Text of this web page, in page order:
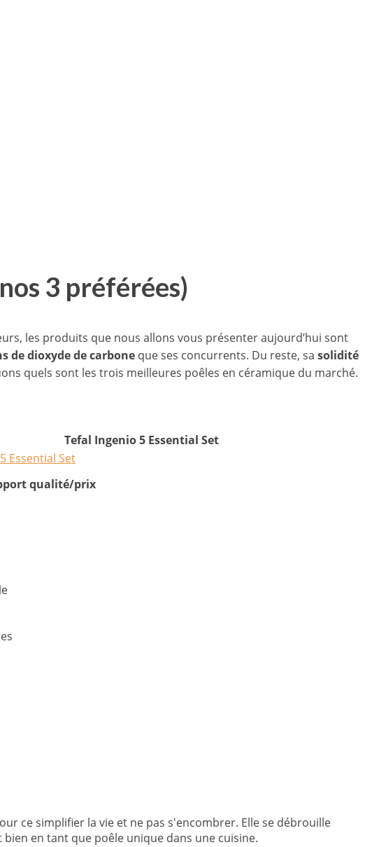
3 préférées)
les produits que nous allons vous présenter aujourd’hui sont
de dioxyde de carbone que ses concurrents. Du reste, sa solidité
quels sont les trois meilleures poêles en céramique du marché.
Tefal Ingenio 5 Essential Set
qualité/prix
ce simplifier la vie et ne pas s'encombrer. Elle se débrouille
en tant que poêle unique dans une cuisine.